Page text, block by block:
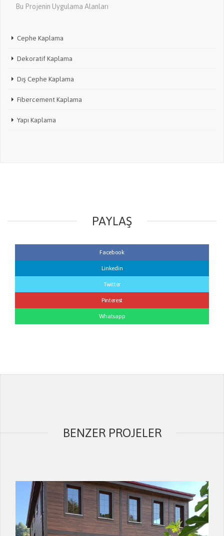
Bu Projenin Uygulama Alanları
Cephe Kaplama
Dekoratif Kaplama
Dış Cephe Kaplama
Fibercement Kaplama
Yapı Kaplama
PAYLAŞ
Facebook
Linkedin
Twitter
Pinterest
Whatsapp
BENZER PROJELER